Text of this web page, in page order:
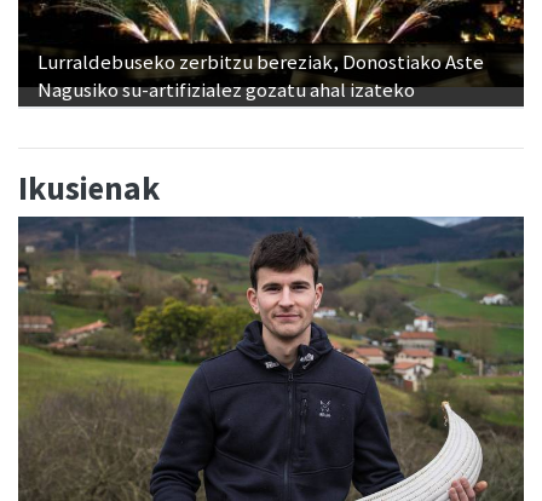
Lurraldebuseko zerbitzu bereziak, Donostiako Aste
Nagusiko su-artifizialez gozatu ahal izateko
Ikusienak